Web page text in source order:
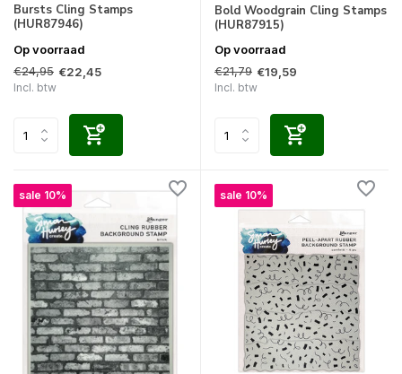
Bursts Cling Stamps
(HUR87946)
Op voorraad
€24,95 €22,45
Incl. btw
Bold Woodgrain Cling Stamps
(HUR87915)
Op voorraad
€21,79 €19,59
Incl. btw
sale 10% sale 10%